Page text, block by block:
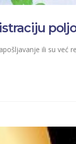
ili su već